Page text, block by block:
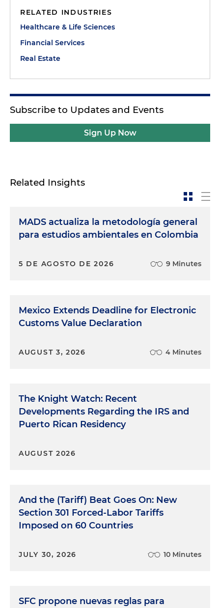
RELATED INDUSTRIES
Healthcare & Life Sciences
Financial Services
Real Estate
Subscribe to Updates and Events
Sign Up Now
Related Insights
MADS actualiza la metodología general
para estudios ambientales en Colombia
5 DE AGOSTO DE 2026 9 Minutes
Mexico Extends Deadline for Electronic
Customs Value Declaration
AUGUST 3, 2026 4 Minutes
The Knight Watch: Recent
Developments Regarding the IRS and
Puerto Rican Residency
AUGUST 2026
And the (Tariff) Beat Goes On: New
Section 301 Forced-Labor Tariffs
Imposed on 60 Countries
JULY 30, 2026 10 Minutes
SFC propone nuevas reglas para